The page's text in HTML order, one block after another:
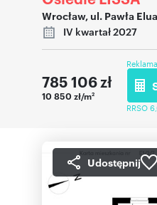
Wrocław, ul. Pawła
IV kwartał 2027
785 106zł
10 850 zł/m2
Reklama
RRSO
Udostępnij